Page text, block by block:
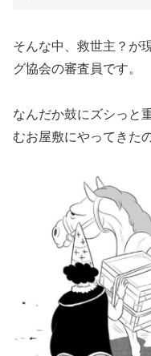
そんな中、救世主？が
グ協会の審査員です。
なんだか鼓にズシっと
むお屋敷にやってきた